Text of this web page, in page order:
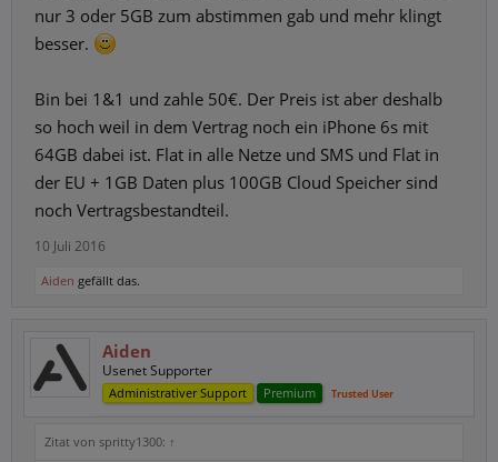
nur 3 oder 5GB zum abstimmen gab und mehr klingt
besser.
Bin bei 1&1 und zahle 50€. Der Preis ist aber deshalb
so hoch weil in dem Vertrag noch ein iPhone 6s mit
64GB dabei ist. Flat in alle Netze und SMS und Flat in
der EU + 1GB Daten plus 100GB Cloud Speicher sind
noch Vertragsbestandteil.
10 Juli 2016
Aiden gefällt das.
Aiden
Usenet Supporter
Administrativer Support Premium Trusted User
Zitat von spritty1300: ↑